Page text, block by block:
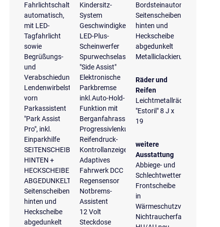
Fahrlichtschaltung
automatisch,
mit LED-
Tagfahrlicht
sowie
Begrüßungs-
und
Verabschiedungslicht
Lendenwirbelstützen
vorn
Parkassistent
"Park Assist
Pro", inkl.
Einparkhilfe
SEITENSCHEIBEN
HINTEN +
HECKSCHEIBE
ABGEDUNKELT
Seitenscheiben
hinten und
Heckscheibe
abgedunkelt
Kindersitz-
System
Geschwindigkeitsregelanlage
LED-Plus-
Scheinwerfer
Spurwechselassistent
"Side Assist"
Elektronische
Parkbremse
inkl.Auto-Hold-
Funktion mit
Berganfahrassistent
Progressivlenkung
Reifendruck-
Kontrollanzeige
Adaptives
Fahrwerk DCC
Regensensor
Notbrems-
Assistent
12 Volt
Steckdose
Bordsteinautomatik
Seitenscheiben
hinten und
Heckscheibe
abgedunkelt
Metalliclackierung
Räder und
Reifen
Leichtmetallräder
"Estoril" 8 J x
19
weitere
Ausstattung
Abbiege- und
Schlechtwetterlicht
Frontscheibe
in
Wärmeschutzverglasung
Nichtraucherfahrzeug